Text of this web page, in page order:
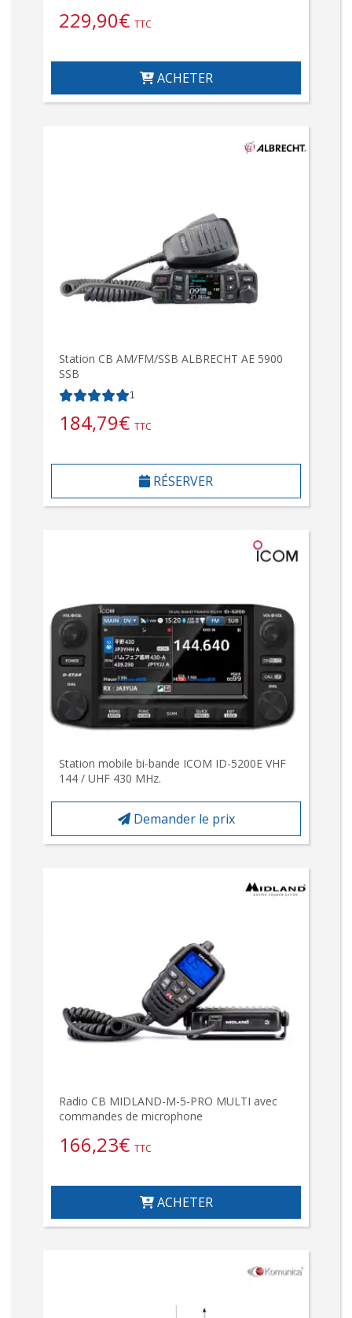
229,90€ TTC
ACHETER
Station CB AM/FM/SSB ALBRECHT AE 5900
SSB
1
184,79€ TTC
RÉSERVER
Station mobile bi-bande ICOM ID-5200E VHF
144 / UHF 430 MHz.
Demander le prix
Radio CB MIDLAND-M-5-PRO MULTI avec
commandes de microphone
166,23€ TTC
ACHETER